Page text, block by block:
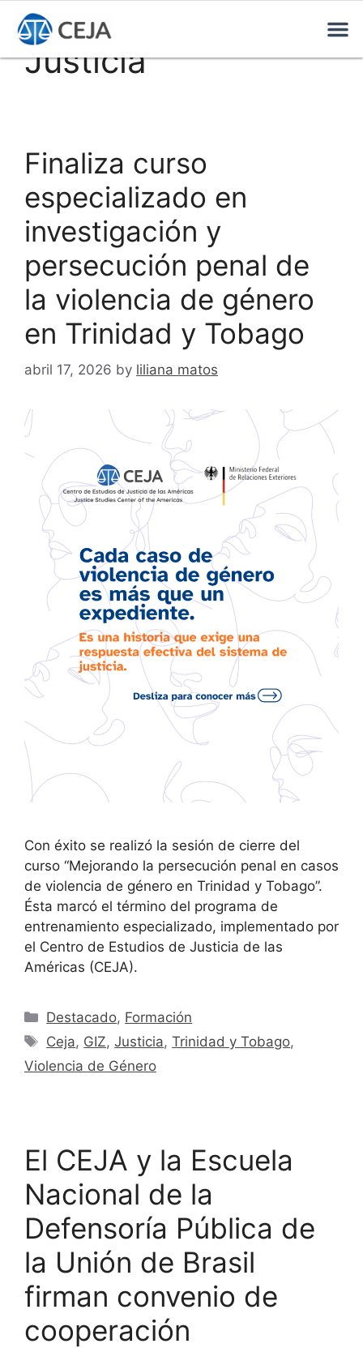
Justicia
Finaliza curso
especializado en
investigación y
persecución penal de
la violencia de género
en Trinidad y Tobago
abril 17, 2026 by liliana matos
Con éxito se realizó la sesión de cierre del
curso “Mejorando la persecución penal en casos
de violencia de género en Trinidad y Tobago”.
Ésta marcó el término del programa de
entrenamiento especializado, implementado por
el Centro de Estudios de Justicia de las
Américas (CEJA).
Destacado, Formación
Ceja, GIZ,Justicia,Trinidad y Tobago,
Violencia de Género
El CEJA y la Escuela
Nacional de la
Defensoría Pública de
la Unión de Brasil
firman convenio de
cooperación